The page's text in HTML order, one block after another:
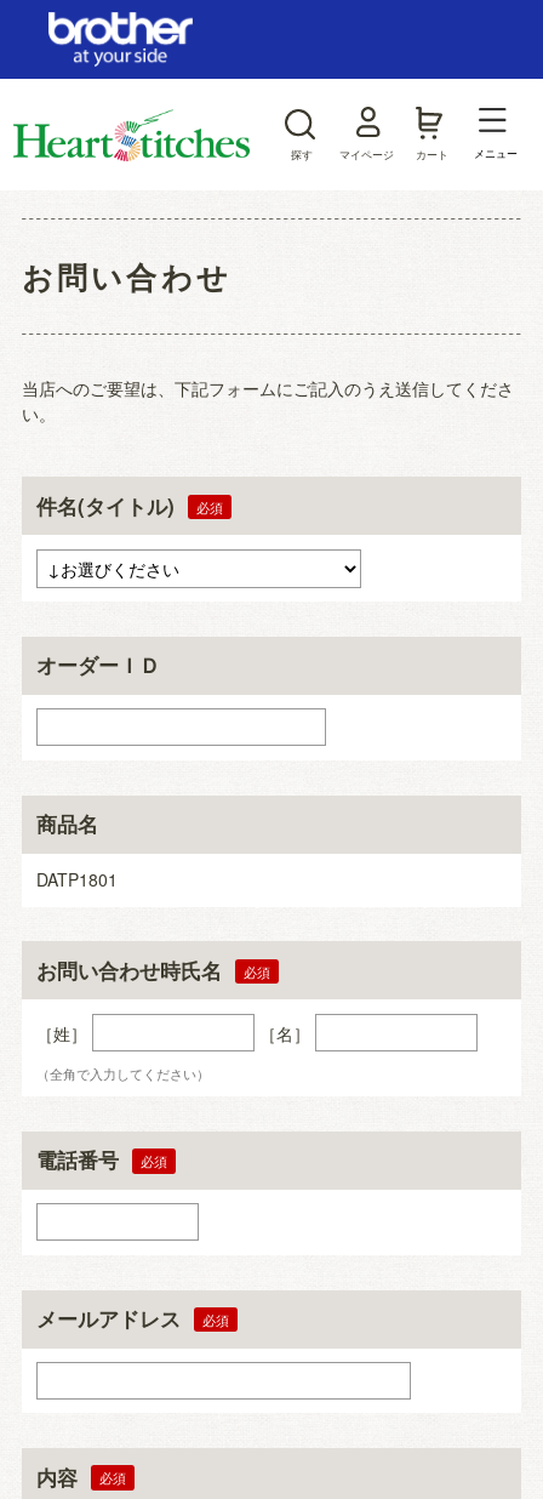
探す マイページ カート メニュー
お問い合わせ
当店へのご要望は、下記フォームにご記入のうえ送信してくださ
い。
件名(タイトル)
オーダーＩＤ
商品名
DATP1801
お問い合わせ時氏名
［姓］ ［名］
（全角で入力してください）
電話番号
メールアドレス
内容
ログイン/新規会員登録
ジャンルから探す